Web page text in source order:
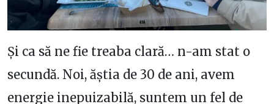
Și ca să ne fie treaba clară… n-am stat o
secundă. Noi, ăștia de 30 de ani, avem
energie inepuizabilă, suntem un fel de